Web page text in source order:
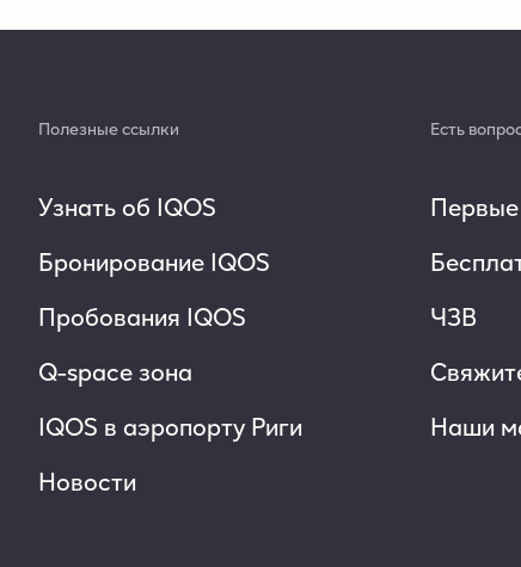
Полезные ссылки
Узнать об IQOS
Бронирование IQOS
Пробования IQOS
Q-space зона
IQOS в аэропорту Риги
Новости
Есть
ЧЗВ
Наши